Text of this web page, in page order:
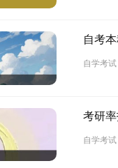
自考
自学考试
考研
自学考试